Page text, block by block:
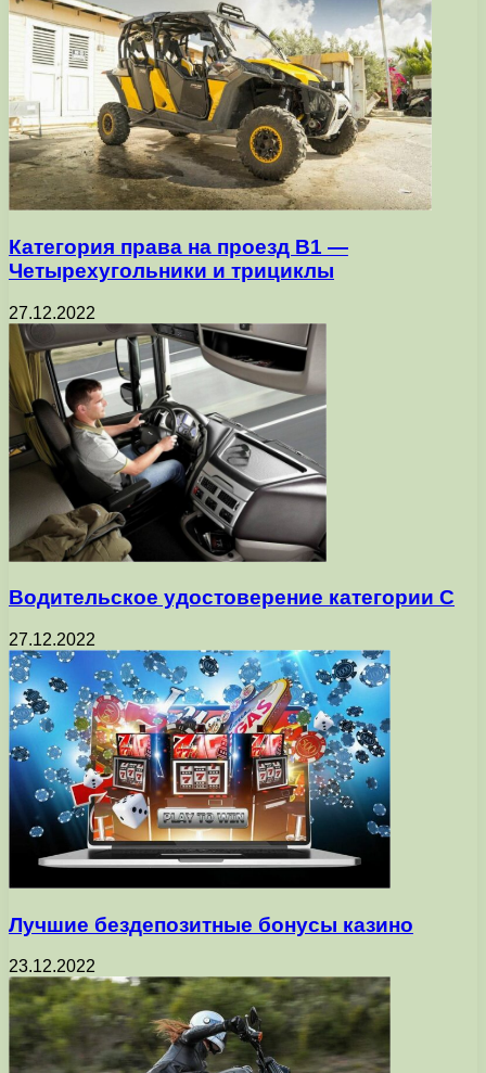
Категория права на проезд B1 —
Четырехугольники и трициклы
27.12.2022
Водительское удостоверение категории С
27.12.2022
Лучшие бездепозитные бонусы казино
23.12.2022